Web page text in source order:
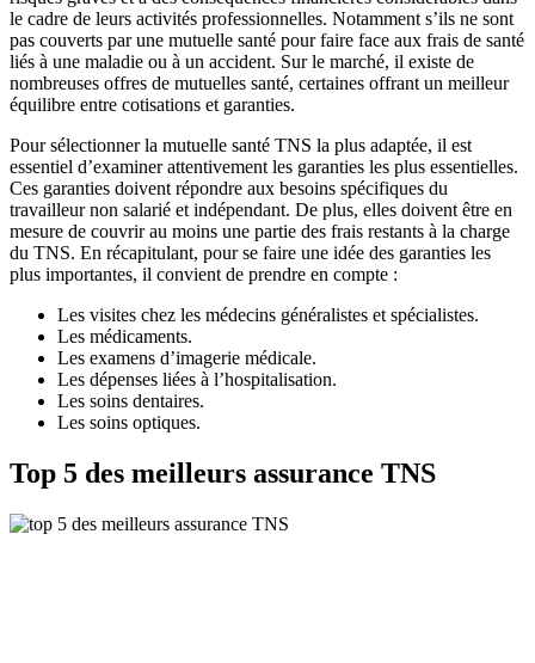
le cadre de leurs activités professionnelles. Notamment s’ils ne sont
pas couverts par une mutuelle santé pour faire face aux frais de santé
liés à une maladie ou à un accident. Sur le marché, il existe de
nombreuses offres de mutuelles santé, certaines offrant un meilleur
équilibre entre cotisations et garanties.
Pour sélectionner la mutuelle santé TNS la plus adaptée, il est
essentiel d’examiner attentivement les garanties les plus essentielles.
Ces garanties doivent répondre aux besoins spécifiques du
travailleur non salarié et indépendant. De plus, elles doivent être en
mesure de couvrir au moins une partie des frais restants à la charge
du TNS. En récapitulant, pour se faire une idée des garanties les
plus importantes, il convient de prendre en compte :
Les visites chez les médecins généralistes et spécialistes.
Les médicaments.
Les examens d’imagerie médicale.
Les dépenses liées à l’hospitalisation.
Les soins dentaires.
Les soins optiques.
Top 5 des meilleurs assurance TNS